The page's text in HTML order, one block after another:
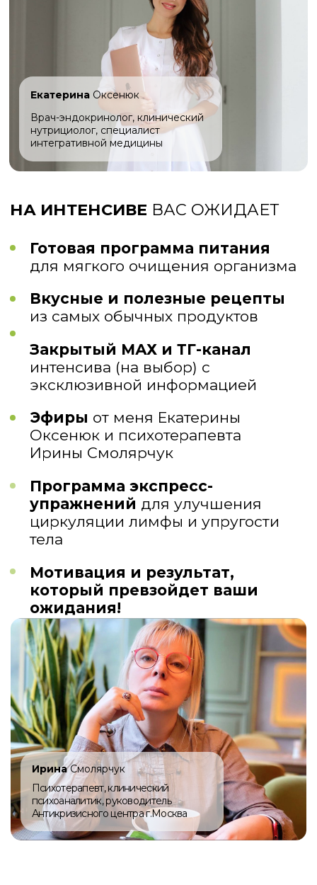
Психотерапевт, клинический
от меня Екатерины
Оксенюк и психотерапевта
Ирины Смолярчук
Программа экспресс-
для улучшения
циркуляции лимфы и упругости
тела
Мотивация и результат,
который превзойдет ваши
ожидания!
ТЕМЫЭФИРОВ
16 мая
Вводный урок от Екатерины
Оксенюк «Предстартовая
Знакомство с программой
Разбор рациона и этапов мягкого
очищения
Почему жировые клетки болеют
и толстеют
Причины, из-за которых клетки
мутируют и превращаются в
опухолевые
Аутография: как обучить клетки
Нарушение процессов естественной
детоксикации являются ключевыми
причинами образования опухолей в
организме, как доброкачественных,
так и злокачественных. Чаще
механизм носит генетический
характер.
На этом уроке вы научитесь понимать
свои анализы, видеть в них сигналы
SOS о неправильной работе организма
и это исправлять. Научитесь вешать
надежные «замки» на
«несовершенные» гены. Так же мы с
вами разберем:
18 мая
Активация систем детоксикации
на клеточном уровне
суббота в 10:00 МСК